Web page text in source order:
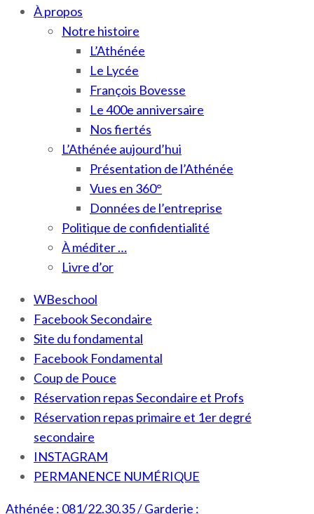
À propos
Notre histoire
L’Athénée
Le Lycée
François Bovesse
Le 400e anniversaire
Nos fiertés
L’Athénée aujourd’hui
Présentation de l’Athénée
Vues en 360°
Données de l’entreprise
Politique de confidentialité
À méditer …
Livre d’or
WBeschool
Facebook Secondaire
Site du fondamental
Facebook Fondamental
Coup de Pouce
Réservation repas Secondaire et Profs
Réservation repas primaire et 1er degré
secondaire
INSTAGRAM
PERMANENCE NUMÉRIQUE
Athénée : 081/22.30.35 / Garderie :